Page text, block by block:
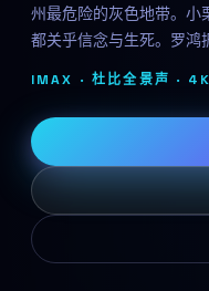
州最危险的灰色地带。小
都关乎信念与生死。罗鸿
IMAX · 杜比全景声 ·